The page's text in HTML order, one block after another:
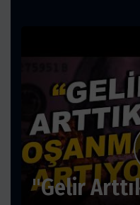
"Gelir